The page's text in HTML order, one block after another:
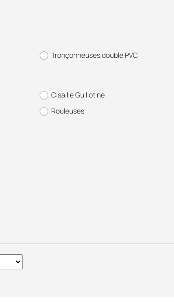
Tronçonneuses double PVC
Cisaille Guillotine
Rouleuses